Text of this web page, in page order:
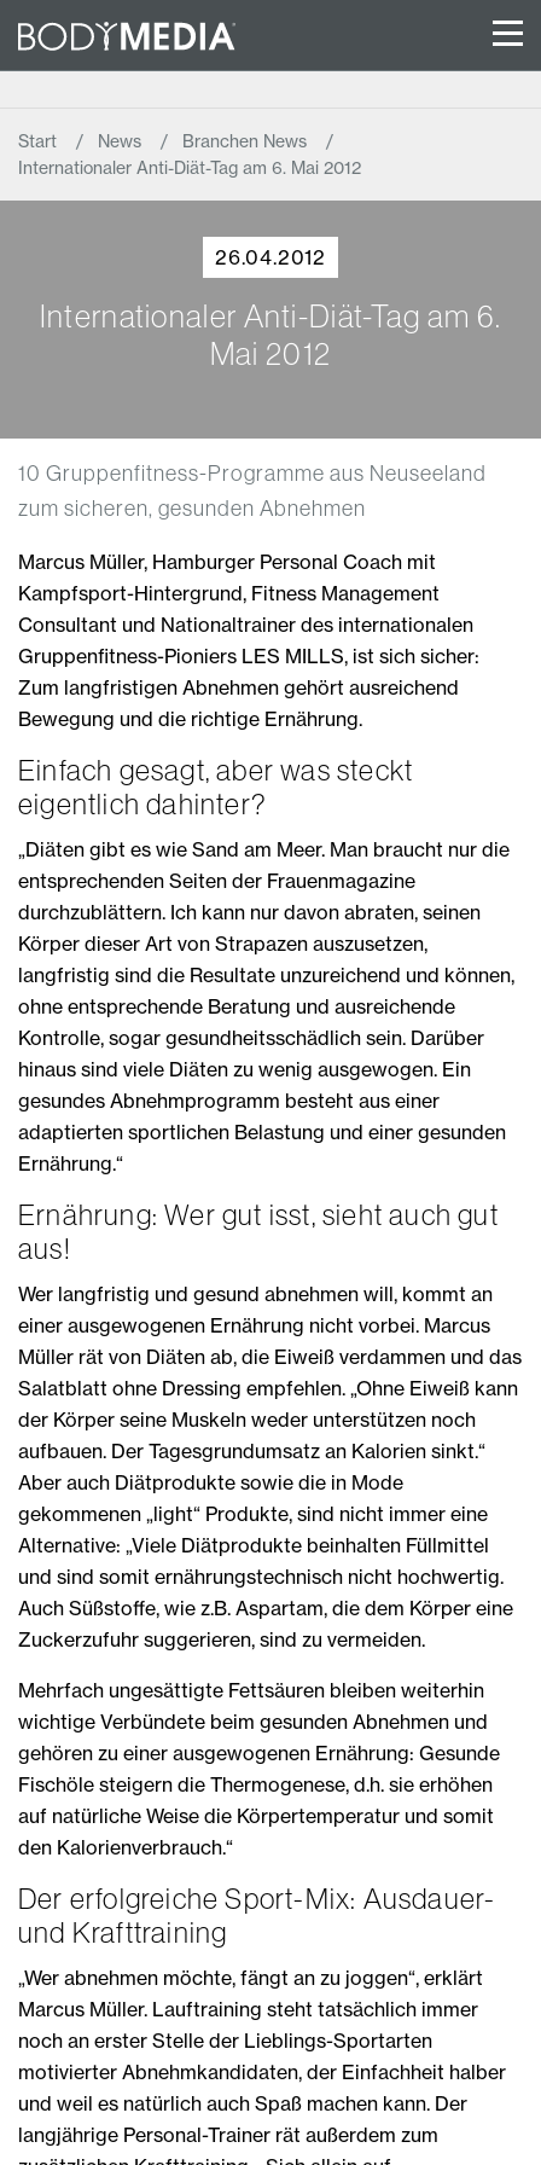
Start News
Branchen News
Internationaler Anti-Diät-Tag am 6. Mai 2012
26.04.2012
Internationaler Anti-Diät-Tag am 6.
Mai 2012
10 Gruppenfitness-Programme aus Neuseeland
zum sicheren, gesunden Abnehmen
Marcus Müller, Hamburger Personal Coach mit
Kampfsport-Hintergrund, Fitness Management
Consultant und Nationaltrainer des internationalen
Gruppenfitness-Pioniers LES MILLS, ist sich sicher:
Zum langfristigen Abnehmen gehört ausreichend
Bewegung und die richtige Ernährung.
Einfach gesagt, aber was steckt
eigentlich dahinter?
„Diäten gibt es wie Sand am Meer. Man braucht nur die
entsprechenden Seiten der Frauenmagazine
durchzublättern. Ich kann nur davon abraten, seinen
Körper dieser Art von Strapazen auszusetzen,
langfristig sind die Resultate unzureichend und können,
ohne entsprechende Beratung und ausreichende
Kontrolle, sogar gesundheitsschädlich sein. Darüber
hinaus sind viele Diäten zu wenig ausgewogen. Ein
gesundes Abnehmprogramm besteht aus einer
adaptierten sportlichen Belastung und einer gesunden
Ernährung.“
Ernährung: Wer gut isst, sieht auch gut
aus!
Wer langfristig und gesund abnehmen will, kommt an
einer ausgewogenen Ernährung nicht vorbei. Marcus
Müller rät von Diäten ab, die Eiweiß verdammen und das
Salatblatt ohne Dressing empfehlen. „Ohne Eiweiß kann
der Körper seine Muskeln weder unterstützen noch
aufbauen. Der Tagesgrundumsatz an Kalorien sinkt.“
Aber auch Diätprodukte sowie die in Mode
gekommenen „light“ Produkte, sind nicht immer eine
Alternative: „Viele Diätprodukte beinhalten Füllmittel
und sind somit ernährungstechnisch nicht hochwertig.
Auch Süßstoffe, wie z.B. Aspartam, die dem Körper eine
Zuckerzufuhr suggerieren, sind zu vermeiden.
Mehrfach ungesättigte Fettsäuren bleiben weiterhin
wichtige Verbündete beim gesunden Abnehmen und
gehören zu einer ausgewogenen Ernährung: Gesunde
Fischöle steigern die Thermogenese, d.h. sie erhöhen
auf natürliche Weise die Körpertemperatur und somit
den Kalorienverbrauch.“
Der erfolgreiche Sport-Mix: Ausdauer-
und Krafttraining
„Wer abnehmen möchte, fängt an zu joggen“, erklärt
Marcus Müller. Lauftraining steht tatsächlich immer
noch an erster Stelle der Lieblings-Sportarten
motivierter Abnehmkandidaten, der Einfachheit halber
und weil es natürlich auch Spaß machen kann. Der
langjährige Personal-Trainer rät außerdem zum